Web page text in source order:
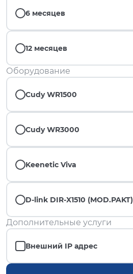
6 месяцев
12 месяцев
Оборудование
Cudy WR1500
Cudy WR3000
Keenetic Viva
D-link DIR-X1510 (MOD.PAKT)
Дополнительные услуги
Внешний IP адрес